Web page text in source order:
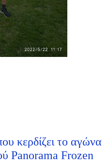
κερδίζει το αγώνα
Panorama Frozen